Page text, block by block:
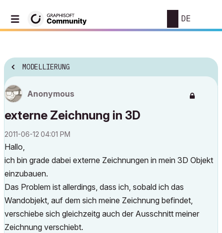
DE
MODELLIERUNG
Anonymous
externe Zeichnung in 3D
‎2011-06-12 04:01 PM
Hallo,
ich bin grade dabei externe Zeichnungen in mein 3D Objekt
einzubauen.
Das Problem ist allerdings, dass ich, sobald ich das
Wandobjekt, auf dem sich meine Zeichnung befindet,
verschiebe sich gleichzeitg auch der Ausschnitt meiner
Zeichnung verschiebt.